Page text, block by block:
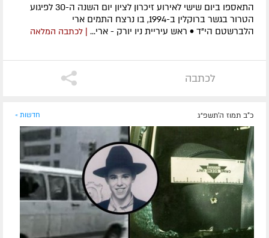
התאספו ביום שישי לאירוע זיכרון לציון יום השנה ה-30 לפיגוע
הטרור בגשר ברוקלין ב-1994, בו נרצח התמים ארי
הלברשטם הי"ד • ראש עיריית ניו יורק - ארי... | לכתבה המלאה
לכתבה
כ"ב תמוז ה׳תשפ״ג חדשות »